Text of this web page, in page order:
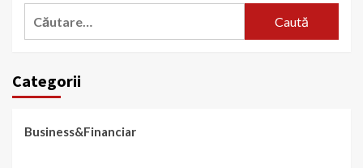
Categorii
Business&Financiar